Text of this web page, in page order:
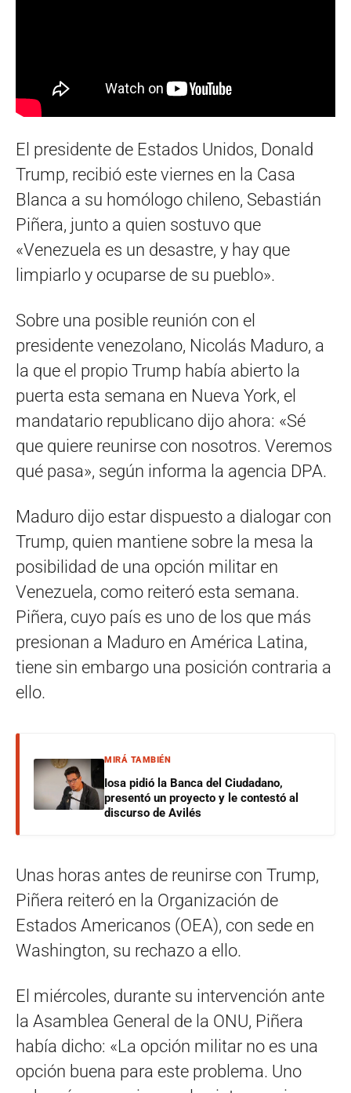
El presidente de Estados Unidos, Donald
Trump, recibió este viernes en la Casa
Blanca a su homólogo chileno, Sebastián
Piñera, junto a quien sostuvo que
«Venezuela es un desastre, y hay que
limpiarlo y ocuparse de su pueblo».
Sobre una posible reunión con el
presidente venezolano, Nicolás Maduro, a
la que el propio Trump había abierto la
puerta esta semana en Nueva York, el
mandatario republicano dijo ahora: «Sé
que quiere reunirse con nosotros. Veremos
qué pasa», según informa la agencia DPA.
Maduro dijo estar dispuesto a dialogar con
Trump, quien mantiene sobre la mesa la
posibilidad de una opción militar en
Venezuela, como reiteró esta semana.
Piñera, cuyo país es uno de los que más
presionan a Maduro en América Latina,
tiene sin embargo una posición contraria a
ello.
MIRÁ TAMBIÉN
Iosa pidió la Banca del Ciudadano,
presentó un proyecto y le contestó al
discurso de Avilés
Unas horas antes de reunirse con Trump,
Piñera reiteró en la Organización de
Estados Americanos (OEA), con sede en
Washington, su rechazo a ello.
El miércoles, durante su intervención ante
la Asamblea General de la ONU, Piñera
había dicho: «La opción militar no es una
opción buena para este problema. Uno